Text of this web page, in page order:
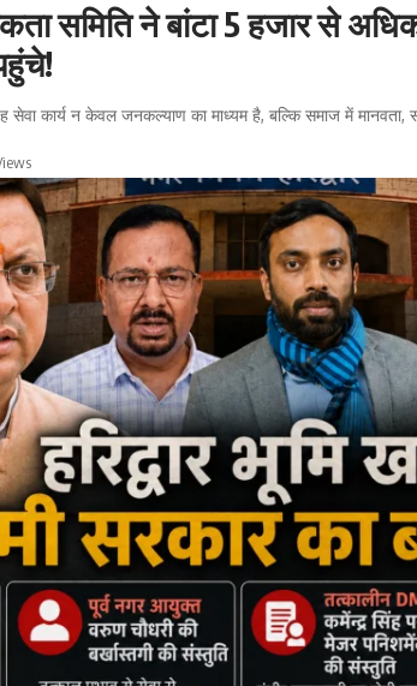
समिति ने बांटा 5 हजार से
सेवा कार्य न केवल जनकल्याण का माध्यम है, बल्कि समाज में